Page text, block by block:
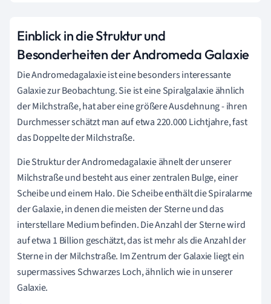
Einblick in die Struktur und
Besonderheiten der Andromeda Galaxie
Die Andromedagalaxie ist eine besonders interessante
Galaxie zur Beobachtung. Sie ist eine Spiralgalaxie ähnlich
der Milchstraße, hat aber eine größere Ausdehnung - ihren
Durchmesser schätzt man auf etwa 220.000 Lichtjahre, fast
das Doppelte der Milchstraße.
Die Struktur der Andromedagalaxie ähnelt der unserer
Milchstraße und besteht aus einer zentralen Bulge, einer
Scheibe und einem Halo. Die Scheibe enthält die Spiralarme
der Galaxie, in denen die meisten der Sterne und das
interstellare Medium befinden. Die Anzahl der Sterne wird
auf etwa 1 Billion geschätzt, das ist mehr als die Anzahl der
Sterne in der Milchstraße. Im Zentrum der Galaxie liegt ein
supermassives Schwarzes Loch, ähnlich wie in unserer
Galaxie.